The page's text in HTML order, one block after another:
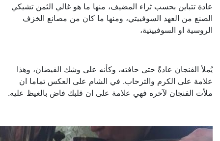
عادة تتباين بحسب ثراء المضيف، منها ما هو غالي الثمن تشيكي
الصنع من العهد السوفييتي، ومنها ما كان من مصانع الخزف
الروسية او السوفييتية،
يُملأ الفنجان عادةً حتى حافته، وكأنه على وشك الفيضان، وهذا
علامة على الكرم والترحاب. في الشام على العكس تماما ان
ملأت الفنجان لآخره فهي علامة على ان قلبك فاض بالغيظ عليه.